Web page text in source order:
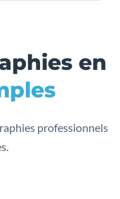
en
professionnels